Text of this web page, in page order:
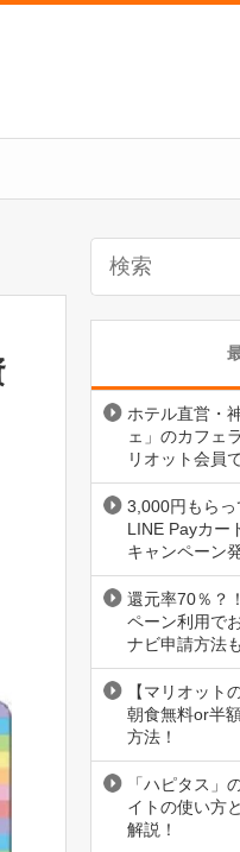
ホテル直営・
ェ」のカフェ
リオット会員
3,000円もら
LINE Payカー
キャンペーン
還元率70％？
ペーン利用で
ナビ申請方法
【マリオット
朝食無料or半
方法！
「ハピタス」
イトの使い方
解説！